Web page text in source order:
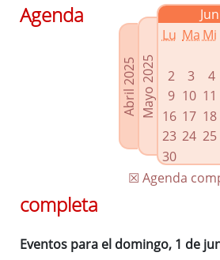
Grupos Políticos
Enlaces
Agenda de Presidencia
Plenos provinciales y Juntas de gobierno
Oficina de Proyectos Europeos
Abril 2025Mayo 2025
Lu Ma Mi
2
3 4
9 10 11
16 17 18
23 24 25
30
☒ Agenda
Agenda
completa
Eventos para el domingo, 1 de